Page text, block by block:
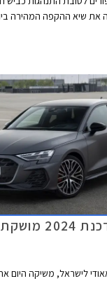
את שיא ההקפה המהירה
לישראל, משיקה היום